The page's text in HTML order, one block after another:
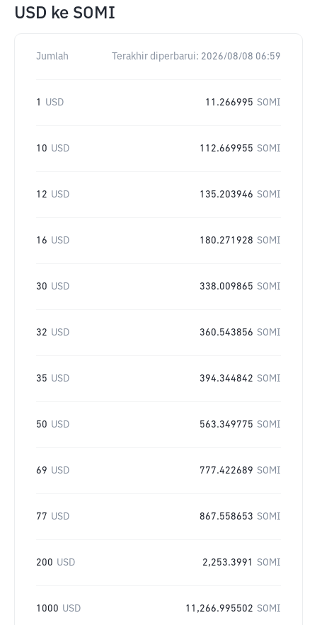
USD ke SOMI
Jumlah Terakhir diperbarui: 2026/08/08 06:59
1 USD 11.266995 SOMI
10 USD 112.669955 SOMI
12 USD 135.203946 SOMI
16 USD 180.271928 SOMI
30 USD 338.009865 SOMI
32 USD 360.543856 SOMI
35 USD 394.344842 SOMI
50 USD 563.349775 SOMI
69 USD 777.422689 SOMI
77 USD 867.558653 SOMI
200 USD 2,253.3991 SOMI
1000 USD 11,266.995502 SOMI